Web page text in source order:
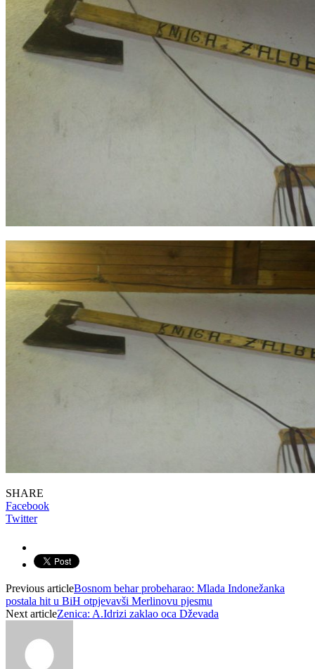
SHARE
Facebook
Twitter
Previous articleBosnom behar probeharao: Mlada Indonežanka
postala hit u BiH otpjevavši Merlinovu pjesmu
Next articleZenica: A.Idrizi zaklao oca Dževada